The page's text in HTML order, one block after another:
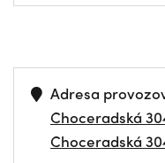
Adresa
Choceradská
Choceradská